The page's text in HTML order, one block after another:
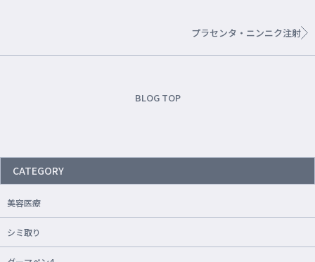
プラセンタ・ニンニク注射
BLOG TOP
CATEGORY
美容医療
シミ取り